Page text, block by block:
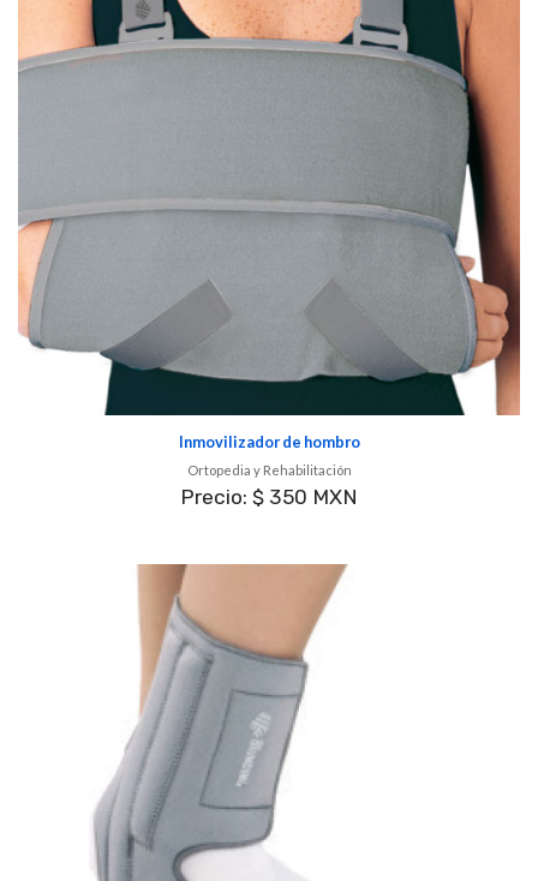
Inmovilizador de hombro
Ortopedia y Rehabilitación
Precio: $ 350 MXN